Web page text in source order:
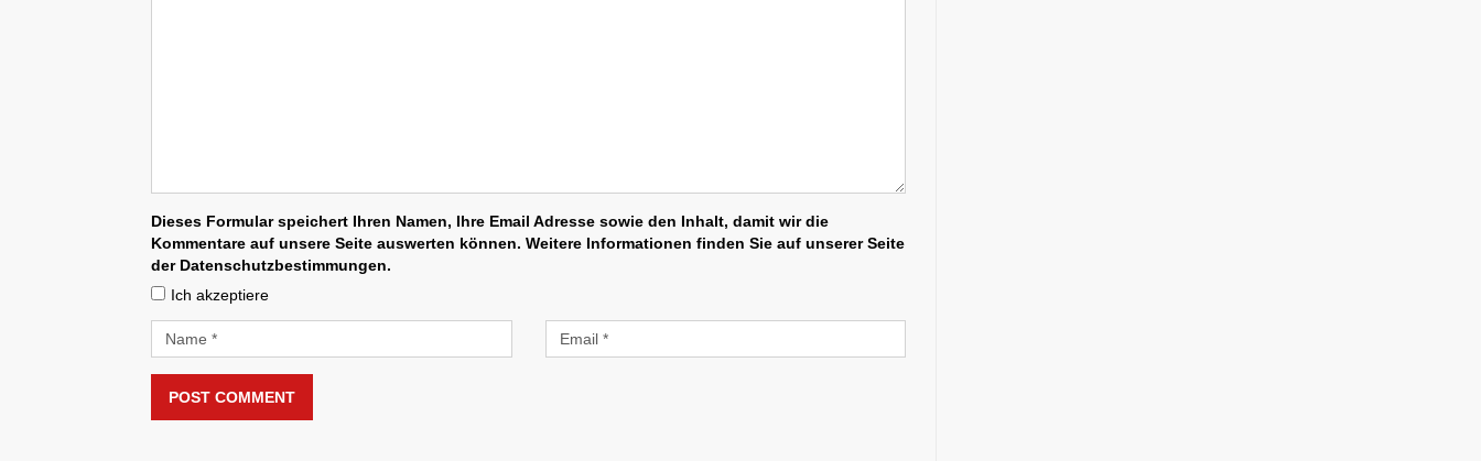
Dieses Formular speichert Ihren Namen, Ihre Email Adresse sowie den Inhalt, damit wir die
Kommentare auf unsere Seite auswerten können. Weitere Informationen finden Sie auf unserer Seite
der Datenschutzbestimmungen.
Ich akzeptiere
POST COMMENT